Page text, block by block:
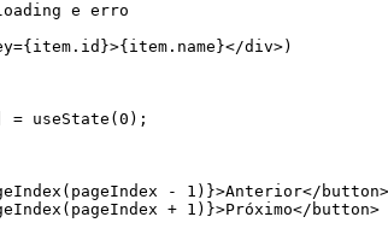
e erro
={item.id}>{item.name}</div>)
= useState ( 0 );
(pageIndex - 1 )}>Anterior</ button>
(pageIndex + 1 )}>Próximo</ button>